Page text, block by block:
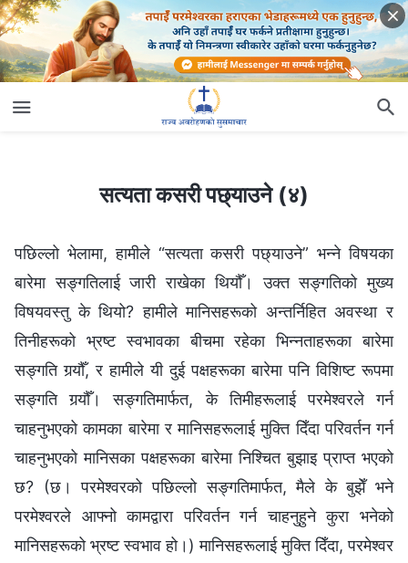
सत्यता कसरी पछ्याउने (४)
पछिल्लो भेलामा, हामीले “सत्यता कसरी पछ्याउने” भन्‍ने विषयका
बारेमा सङ्गतिलाई जारी राखेका थियौँ। उक्त सङ्गतिको मुख्य
विषयवस्तु के थियो? हामीले मानिसहरूको अन्तर्निहित अवस्था र
तिनीहरूको भ्रष्ट स्वभावका बीचमा रहेका भिन्‍नताहरूका बारेमा
सङ्गति गर्‍यौँ, र हामीले यी दुई पक्षहरूका बारेमा पनि विशिष्ट रूपमा
सङ्गति गर्‍यौँ। सङ्गतिमार्फत, के तिमीहरूलाई परमेश्‍वरले गर्न
चाहनुभएको कामका बारेमा र मानिसहरूलाई मुक्ति दिँदा परिवर्तन गर्न
चाहनुभएको मानिसका पक्षहरूका बारेमा निश्‍चित बुझाइ प्राप्त भएको
छ? (छ। परमेश्‍वरको पछिल्लो सङ्गतिमार्फत, मैले के बुझेँ भने
परमेश्‍वरले आफ्नो कामद्वारा परिवर्तन गर्न चाहनुहुने कुरा भनेको
मानिसहरूको भ्रष्ट स्वभाव हो।) मानिसहरूलाई मुक्ति दिँदा, परमेश्‍वर